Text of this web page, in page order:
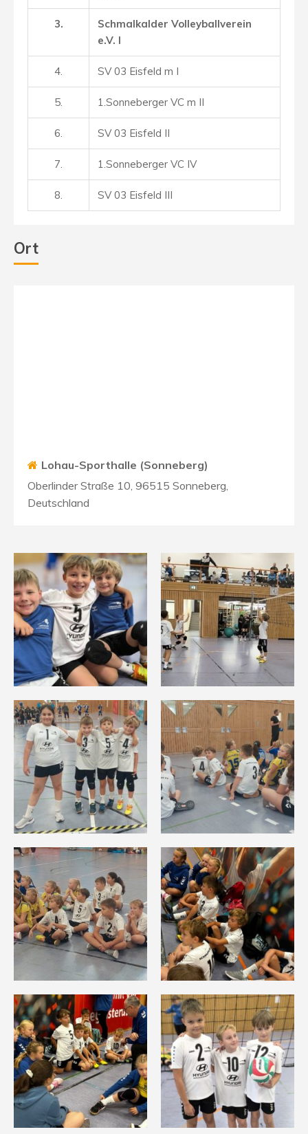
3.
Schmalkalder Volleyballverein
e.V. I
4. SV 03 Eisfeld m I
5. 1.Sonneberger VC m II
6. SV 03 Eisfeld II
7. 1.Sonneberger VC IV
8. SV 03 Eisfeld III
Ort
Lohau-Sporthalle (Sonneberg)
Oberlinder Straße 10, 96515 Sonneberg,
Deutschland